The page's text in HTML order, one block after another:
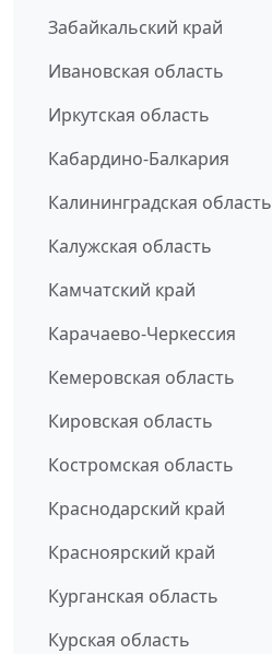
Забайкальский край
Ивановская область
Иркутская область
Кабардино-Балкария
Калининградская область
Калужская область
Камчатский край
Карачаево-Черкессия
Кемеровская область
Кировская область
Костромская область
Краснодарский край
Красноярский край
Курганская область
Курская область